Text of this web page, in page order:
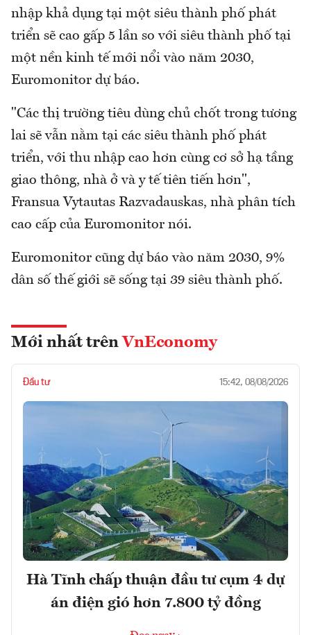
nhập khả dụng tại một siêu thành phố phát
triển sẽ cao gấp 5 lần so với siêu thành phố tại
một nền kinh tế mới nổi vào năm 2030,
Euromonitor dự báo.
"Các thị trường tiêu dùng chủ chốt trong tương
lai sẽ vẫn nằm tại các siêu thành phố phát
triển, với thu nhập cao hơn cùng cơ sở hạ tầng
giao thông, nhà ở và y tế tiên tiến hơn",
Fransua Vytautas Razvadauskas, nhà phân tích
cao cấp của Euromonitor nói.
Euromonitor cũng dự báo vào năm 2030, 9%
dân số thế giới sẽ sống tại 39 siêu thành phố.
Mới nhất trên VnEconomy
Đầu tư 15:42, 08/08/2026
Hà Tĩnh chấp thuận đầu tư cụm 4 dự
án điện gió hơn 7.800 tỷ đồng